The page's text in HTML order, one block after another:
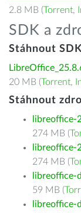
2.8 MB (Torrent,
SDK a
Stáhnout
20 MB (Torrent,
Stáhnout
libreoffice-
274 MB (
libreoffice-
274 MB (
libreoffice-
59 MB (
libreoffice-